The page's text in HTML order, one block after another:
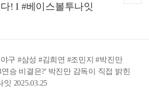
! I #베이스볼투나잇
구 #삼성 #김희연 #조민지 #박진만
승 비결은?' 박진만 감독이 직접 밝힌
2025.03.25